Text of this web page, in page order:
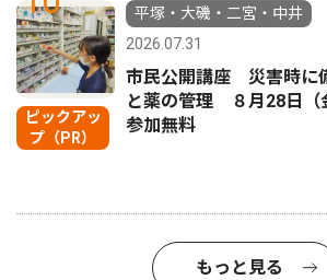
ピックアッ
プ（PR）
平塚・大磯・二宮・中井
2026.07.31
市民公開講座 災害時に
と薬の管理 ８月28日（
参加無料
もっと見る